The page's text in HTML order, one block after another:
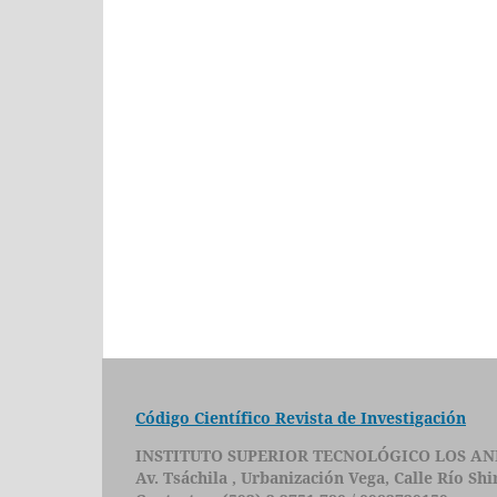
Código Científico Revista de Investigación
INSTITUTO SUPERIOR TECNOLÓGICO LOS
Av. Tsáchila , Urbanización Vega, Calle Río